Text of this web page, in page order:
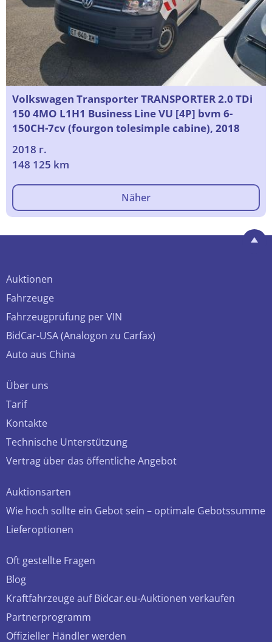
Volkswagen Transporter TRANSPORTER 2.0 TDi
150 4MO L1H1 Business Line VU [4P] bvm 6-
150CH-7cv (fourgon tolesimple cabine), 2018
2018 г.
148 125 km
Näher
Auktionen
Fahrzeuge
Fahrzeugprüfung per VIN
BidCar-USA (Analogon zu Carfax)
Auto aus China
Über uns
Tarif
Kontakte
Technische Unterstützung
Vertrag über das öffentliche Angebot
Auktionsarten
Wie hoch sollte ein Gebot sein – optimale Gebotssumme
Lieferoptionen
Oft gestellte Fragen
Blog
Kraftfahrzeuge auf Bidcar.eu-Auktionen verkaufen
Partnerprogramm
Offizieller Händler werden